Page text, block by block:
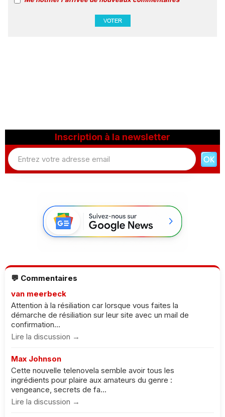
Inscription à la newsletter
💬 Commentaires
van meerbeck
Attention à la résiliation car lorsque vous faites la
démarche de résiliation sur leur site avec un mail de
confirmation...
Lire la discussion →
Max Johnson
Cette nouvelle telenovela semble avoir tous les
ingrédients pour plaire aux amateurs du genre :
vengeance, secrets de fa...
Lire la discussion →